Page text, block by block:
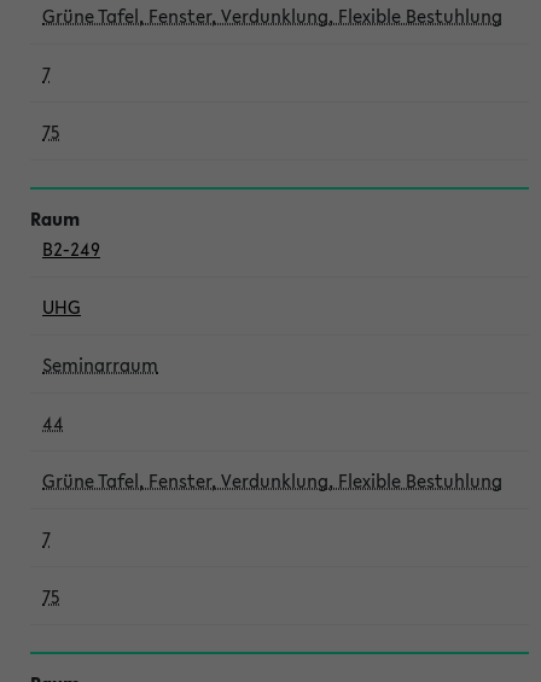
Grüne Tafel, Fenster, Verdunklung, Flexible Bestuhlung
7
75
B2-249
UHG
Seminarraum
44
Grüne Tafel, Fenster, Verdunklung, Flexible Bestuhlung
7
75